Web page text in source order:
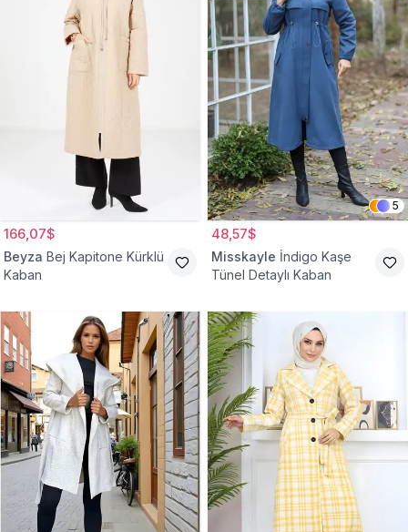
166,07$
Beyza Bej Kapitone Kürklü
Kaban
5
48,57$
Misskayle İndigo Kaşe
Tünel Detaylı Kaban